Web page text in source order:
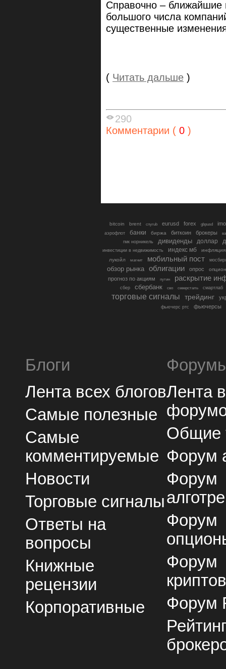
Справочно – ближайшие
большого числа
существенные
( Читать дальше )
290
Комментарии ( 0 )
bitcoin brent cnyrub eurusd forex gbpusd
аэрофлот банки биржа биткоин брокеры
гмк норникель
дивиденды доллар
инвестиции в недвижимость индекс мб
инфляция
лукойл
магнит мобильный пост
обзор рынка облигации опрос
прогноз по акциям путин раскрытие
сбер сбербанк сво северсталь смартлаб
торговые сигналы трейдинг
фьючерс ртс фьючерсы
Блоги
Лента всех блогов
Самые полезные
Самые
комментируемые
Новости
Торговые сигналы
Ответы на
вопросы
Книжные
рецензии
Корпоративные
Лента
Общие
Форум
Форум
Форум
Форум
Форум